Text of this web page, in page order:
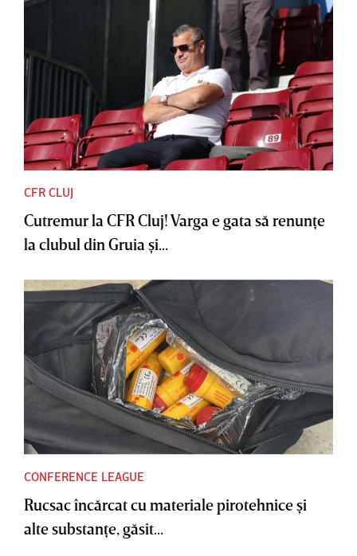
CFR CLUJ
Cutremur la CFR Cluj! Varga e gata să renunţe
la clubul din Gruia şi...
CONFERENCE LEAGUE
Rucsac încărcat cu materiale pirotehnice şi
alte substanţe, găsit...